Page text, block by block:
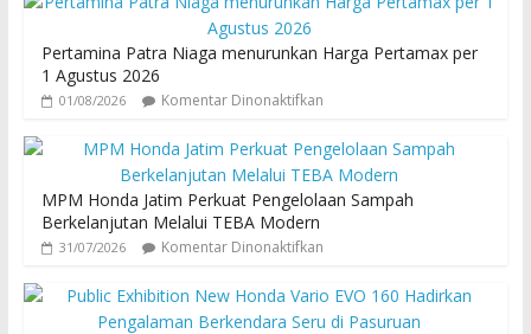
Pertamina Patra Niaga menurunkan Harga Pertamax per
1 Agustus 2026
01/08/2026 Komentar Dinonaktifkan
MPM Honda Jatim Perkuat Pengelolaan Sampah
Berkelanjutan Melalui TEBA Modern
31/07/2026 Komentar Dinonaktifkan